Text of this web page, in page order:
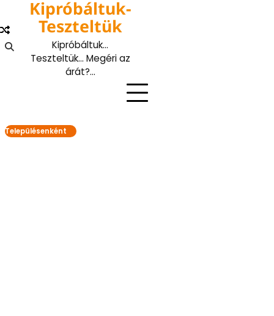
content
Kipróbáltuk-
Teszteltük
Kipróbáltuk…
Teszteltük… Megéri az
árát?…
Településenként